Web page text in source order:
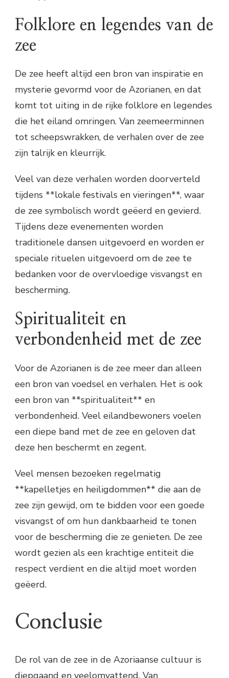
Folklore en legendes van de
zee
De zee heeft altijd een bron van inspiratie en
mysterie gevormd voor de Azorianen, en dat
komt tot uiting in de rijke folklore en legendes
die het eiland omringen. Van zeemeerminnen
tot scheepswrakken, de verhalen over de zee
zijn talrijk en kleurrijk.
Veel van deze verhalen worden doorverteld
tijdens **lokale festivals en vieringen**, waar
de zee symbolisch wordt geëerd en gevierd.
Tijdens deze evenementen worden
traditionele dansen uitgevoerd en worden er
speciale rituelen uitgevoerd om de zee te
bedanken voor de overvloedige visvangst en
bescherming.
Spiritualiteit en
verbondenheid met de zee
Voor de Azorianen is de zee meer dan alleen
een bron van voedsel en verhalen. Het is ook
een bron van **spiritualiteit** en
verbondenheid. Veel eilandbewoners voelen
een diepe band met de zee en geloven dat
deze hen beschermt en zegent.
Veel mensen bezoeken regelmatig
**kapelletjes en heiligdommen** die aan de
zee zijn gewijd, om te bidden voor een goede
visvangst of om hun dankbaarheid te tonen
voor de bescherming die ze genieten. De zee
wordt gezien als een krachtige entiteit die
respect verdient en die altijd moet worden
geëerd.
Conclusie
De rol van de zee in de Azoriaanse cultuur is